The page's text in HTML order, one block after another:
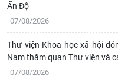
Ấn Độ
07/08/2026
Thư viện Khoa học xã hội
Nam thăm quan Thư viện và
07/08/2026